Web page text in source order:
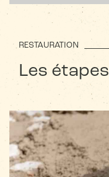
RESTAURATION
Les étapes